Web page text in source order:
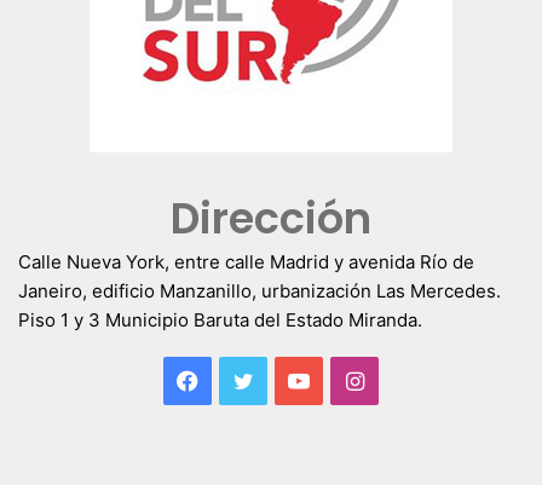
Dirección
Calle Nueva York, entre calle Madrid y avenida Río de
Janeiro, edificio Manzanillo, urbanización Las Mercedes.
Piso 1 y 3 Municipio Baruta del Estado Miranda.
Facebook
TwitterYouTubeInstagram